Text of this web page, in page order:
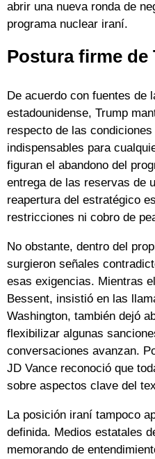
abrir una nueva ronda de
programa nuclear iraní.
Postura firme de
De acuerdo con fuentes de
estadounidense, Trump
respecto de las
indispensables para
figuran el abandono del
entrega de las reservas de
reapertura del estratégico
restricciones ni cobro de
No obstante, dentro del
surgieron señales
esas exigencias. Mientras
Bessent, insistió en las
Washington, también dejó
flexibilizar algunas
conversaciones avanzan.
JD Vance reconoció que
sobre aspectos clave del
La posición iraní tampoco
definida. Medios estatales
memorando de